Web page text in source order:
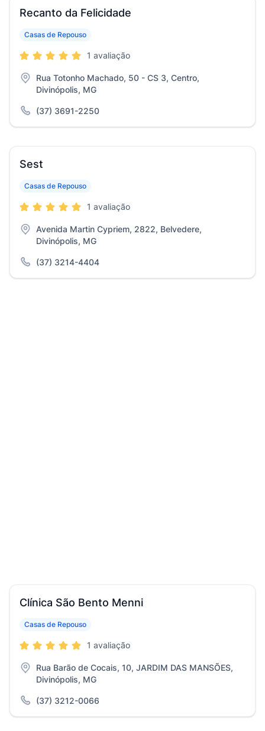
Recanto da Felicidade
Casas de Repouso
1 avaliação
Rua Totonho Machado, 50 - CS 3, Centro,
Divinópolis, MG
(37) 3691-2250
Sest
Casas de Repouso
1 avaliação
Avenida Martin Cypriem, 2822, Belvedere,
Divinópolis, MG
(37) 3214-4404
Clínica São Bento Menni
Casas de Repouso
1 avaliação
Rua Barão de Cocais, 10, JARDIM DAS MANSÕES,
Divinópolis, MG
(37) 3212-0066